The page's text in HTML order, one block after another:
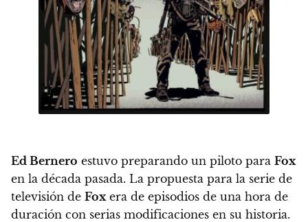
Ed Bernero estuvo preparando un piloto para Fox
en la década pasada. La propuesta para la serie de
televisión de Fox era de episodios de una hora de
duración con serias modificaciones en su historia.